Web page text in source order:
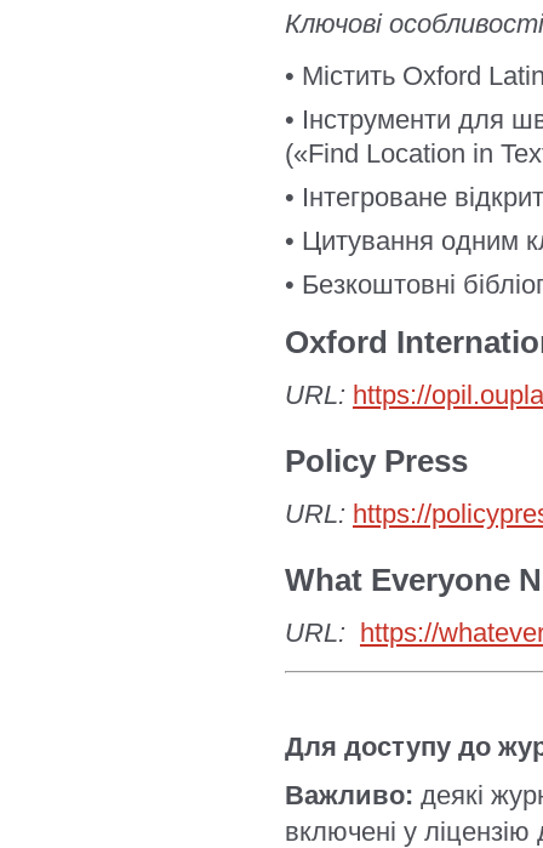
Ключові
• Містить Oxford
• Інструменти для
(«Find Location in
• Інтегроване
• Цитування одним
• Безкоштовні
Oxford
URL: https://
Policy Press
URL: https://
What Everyone
URL: https://
Для доступу до
Важливо: деякі
включені у